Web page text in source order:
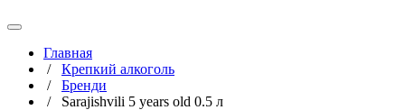
Главная
/ Крепкий алкоголь
/ Бренди
/ Sarajishvili 5 years old 0.5 л